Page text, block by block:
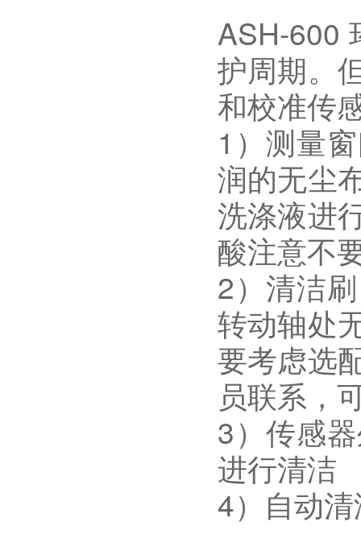
ASH-600
护周期。
和校准传
1）测量
润的无尘
洗涤液进
酸注意不
2）清洁
转动轴处
要考虑选
员联系，
3）传感
进行清洁
4）自动